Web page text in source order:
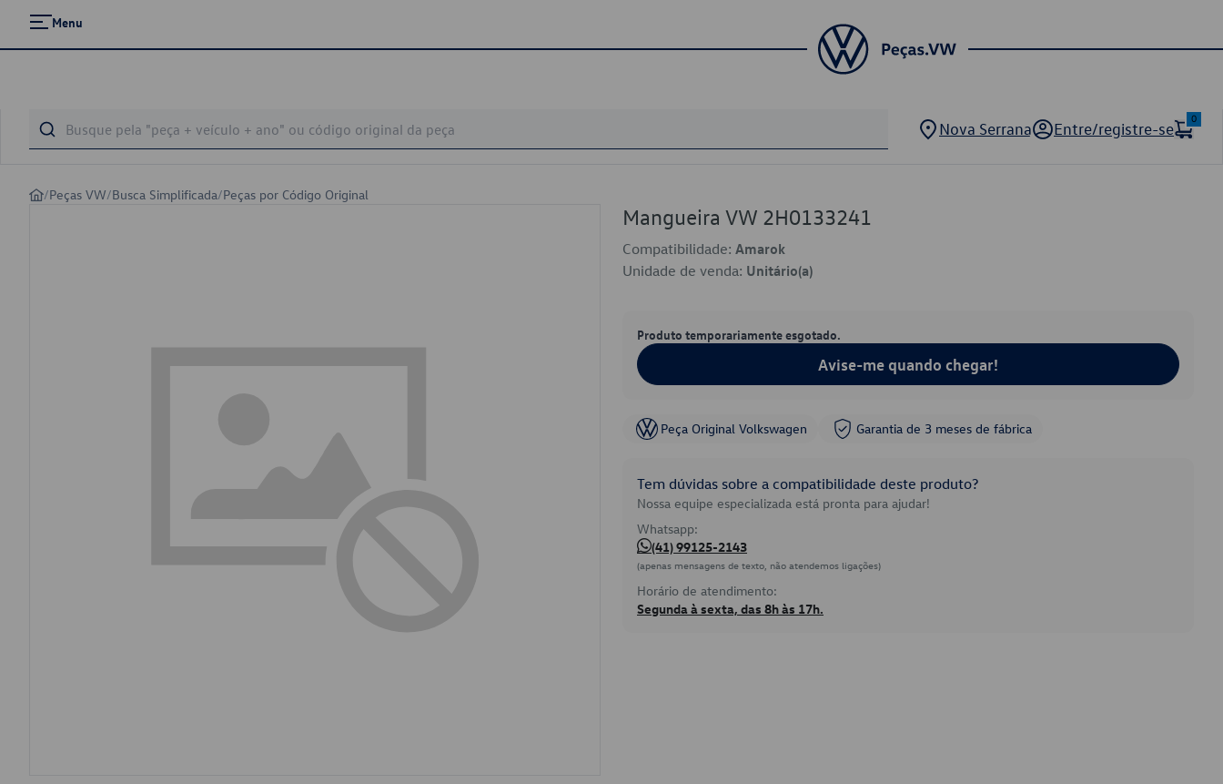
Menu
Nova Serrana Entre/registre-se
0
/Peças VW/Busca Simplificada/Peças por Código Original
Mangueira VW 2H0133241
Compatibilidade: Amarok
Unidade de venda: Unitário(a)
Produto temporariamente esgotado.
Avise-me quando chegar!
Peça Original Volkswagen Garantia de 3 meses de fábrica
Tem dúvidas sobre a compatibilidade deste produto?
Nossa equipe especializada está pronta para ajudar!
Whatsapp:
(41) 99125-2143
(apenas mensagens de texto, não atendemos ligações)
Horário de atendimento:
Segunda à sexta, das 8h às 17h.